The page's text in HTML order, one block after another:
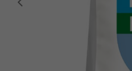
Anterior